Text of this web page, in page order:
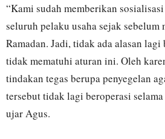
“Kami sudah memberikan
seluruh pelaku usaha sejak sebelum
Ramadan. Jadi, tidak ada alasan
tidak mematuhi aturan ini. Oleh
tindakan tegas berupa penyegelan
tersebut tidak lagi beroperasi
ujar Agus.